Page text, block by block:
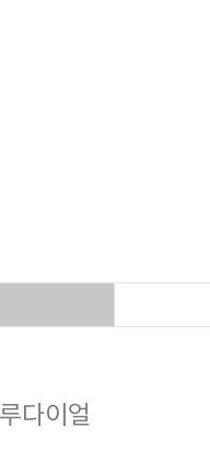
다이얼